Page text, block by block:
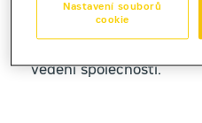
– Otevření pobočky
1995– Otevřen nový
vedení společnosti.
Nastavení souborů
cookie